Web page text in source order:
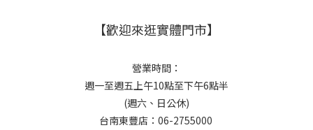
【歡迎來逛實體門市】
營業時間：
週一至週五上午10點至下午6點半
(週六、日公休)
台南東豐店：06-2755000